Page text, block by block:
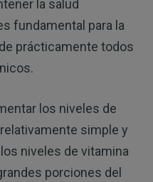
la salud
fundamental para la
prácticamente todos
los niveles de
simple y
niveles de vitamina
porciones del